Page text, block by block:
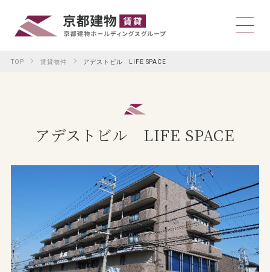
TOP 賃貸物件 アデストビル LIFE SPACE
アデストビル LIFE SPACE